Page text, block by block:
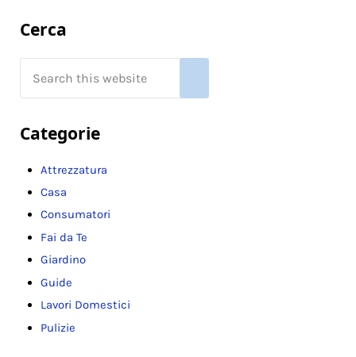
Sidebar
Cerca
Categorie
Attrezzatura
Casa
Consumatori
Fai da Te
Giardino
Guide
Lavori Domestici
Pulizie